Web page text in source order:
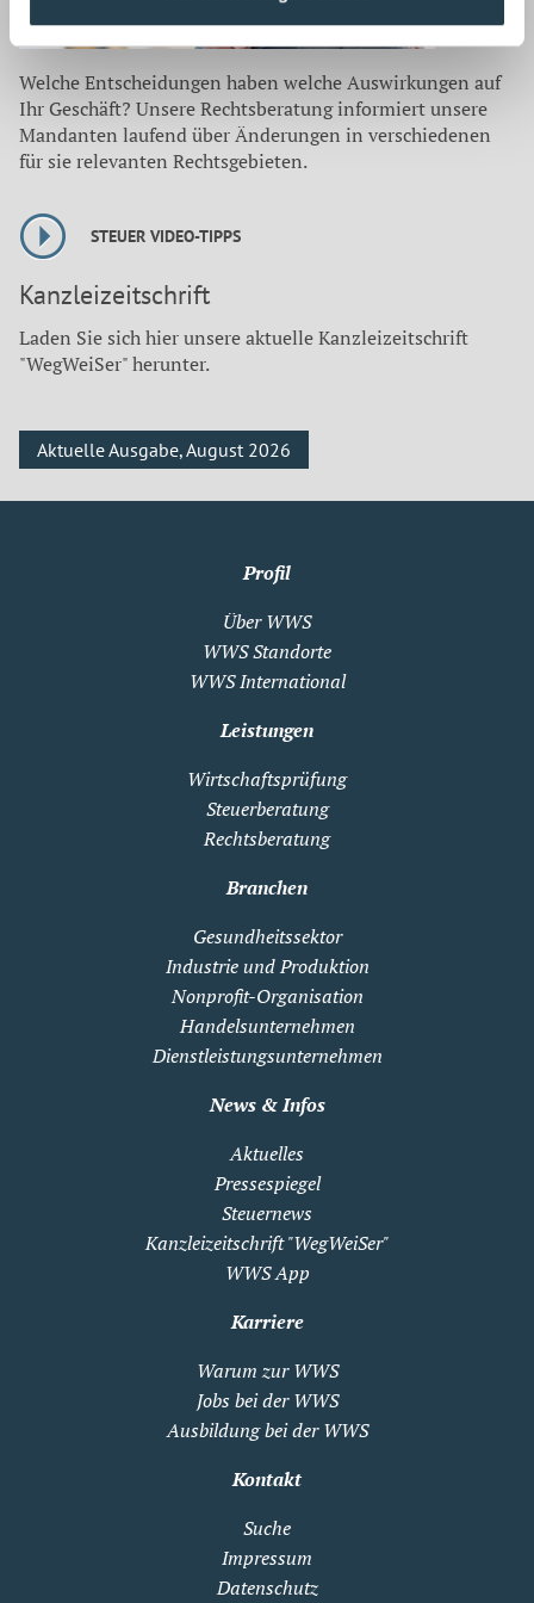
Welche Entscheidungen haben welche Auswirkungen auf
Ihr Geschäft? Unsere Rechtsberatung informiert unsere
Mandanten laufend über Änderungen in verschiedenen
für sie relevanten Rechtsgebieten.
STEUER VIDEO-TIPPS
Kanzleizeitschrift
Laden Sie sich hier unsere aktuelle Kanzleizeitschrift
"WegWeiSer" herunter.
Aktuelle Ausgabe, August 2026
Profil
Über WWS
WWS Standorte
WWS International
Leistungen
Wirtschaftsprüfung
Steuerberatung
Rechtsberatung
Branchen
Gesundheitssektor
Industrie und Produktion
Nonprofit-Organisation
Handelsunternehmen
Dienstleistungsunternehmen
News & Infos
Aktuelles
Pressespiegel
Steuernews
Kanzleizeitschrift "WegWeiSer"
WWS App
Karriere
Warum zur WWS
Jobs bei der WWS
Ausbildung bei der WWS
Kontakt
Suche
Impressum
Datenschutz